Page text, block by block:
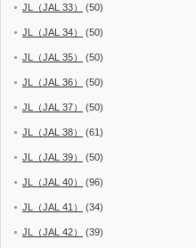
JL（JAL 33） (50)
JL（JAL 34） (50)
JL（JAL 35） (50)
JL（JAL 36） (50)
JL（JAL 37） (50)
JL（JAL 38） (61)
JL（JAL 39） (50)
JL（JAL 40） (96)
JL（JAL 41） (34)
JL（JAL 42） (39)